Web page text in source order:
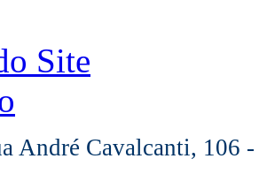
Site
André Cavalcanti, 106